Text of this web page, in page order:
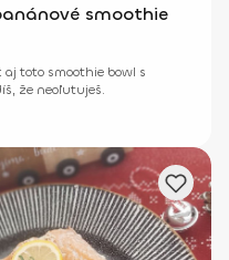
smoothie
toto smoothie bowl s
že neoľutuješ.